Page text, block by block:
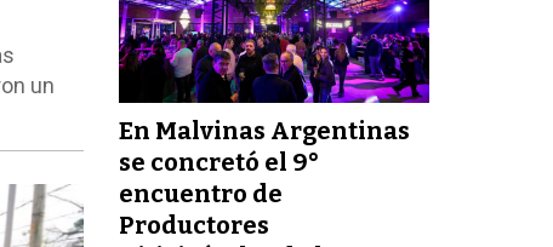
un
En Malvinas Argentinas
se concretó el 9°
encuentro de
Productores